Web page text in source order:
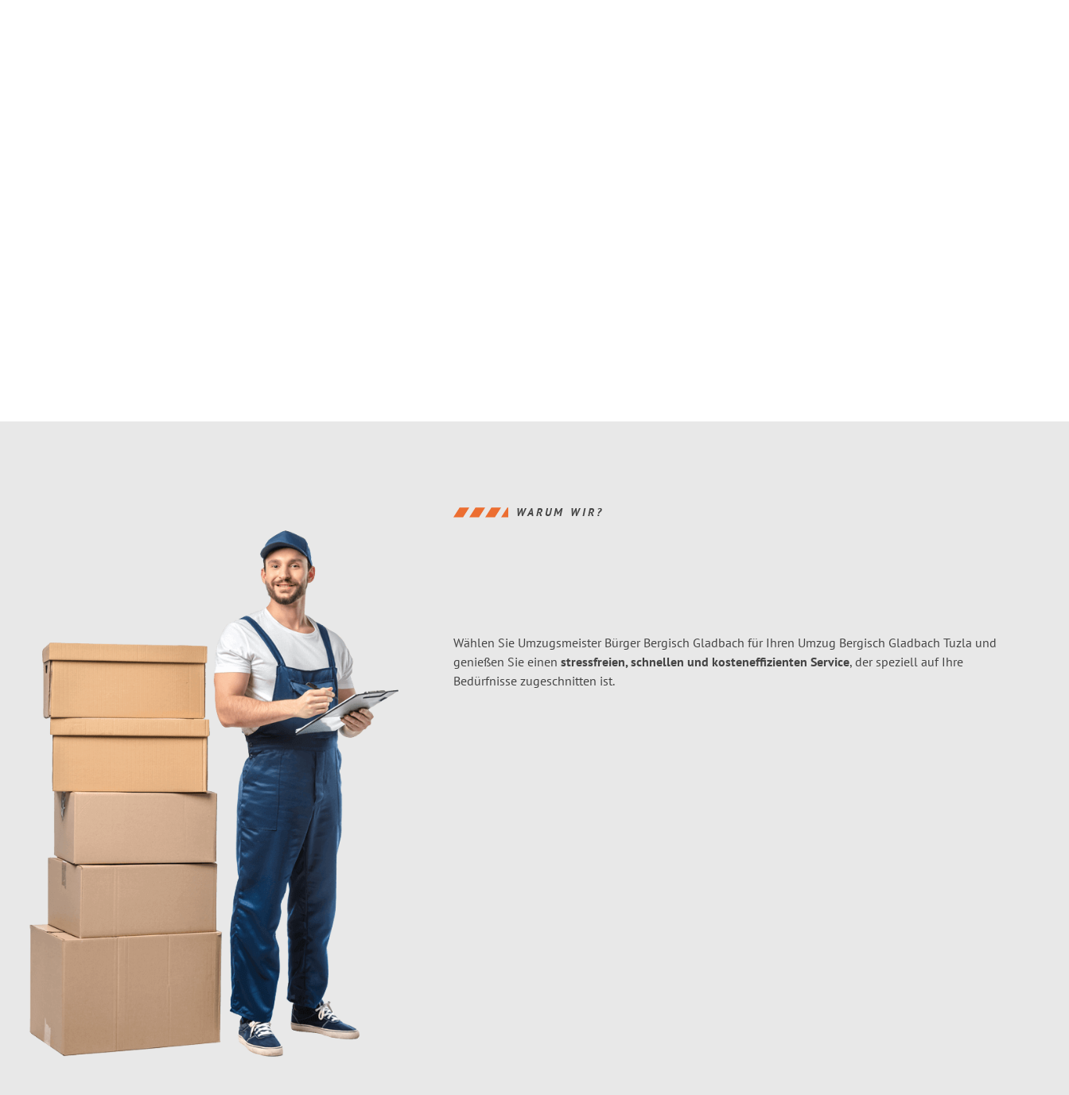
WARUM WIR?
Wählen Sie Umzugsmeister Bürger Bergisch Gladbach für Ihren Umzug Bergisch Gladbach Tuzla und
genießen Sie einen stressfreien, schnellen und kosteneffizienten Service, der speziell auf Ihre
Bedürfnisse zugeschnitten ist.